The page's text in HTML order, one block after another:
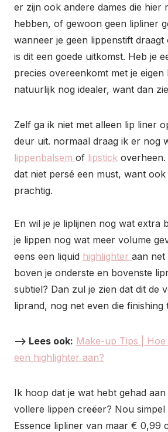
er zijn ook andere dames die hier
hebben, of gewoon geen lipliner
wanneer je geen lippenstift
is dit een goede uitkomst. Heb je
precies overeenkomt met je
natuurlijk nog idealer, want dan
Zelf ga ik niet met alleen lip liner
deur uit. normaal draag ik er nog
lippenbalsem of lipstick overheen.
dat niet persé een must, want
prachtig.
En wil je je liplijnen nog wat extra
je lippen nog wat meer volume
eens een liquid highlighter aan net
boven je onderste en bovenste
subtiel? Dan zul je zien dat dit de
liprand, nog net even die finishing
–> Lees ook: Make-up Tips |
een highlighter aan?
Ik hoop dat je wat hebt gehad
vollere lippen creëer? Nou simpel
Essence lipliner van maar € 0,99